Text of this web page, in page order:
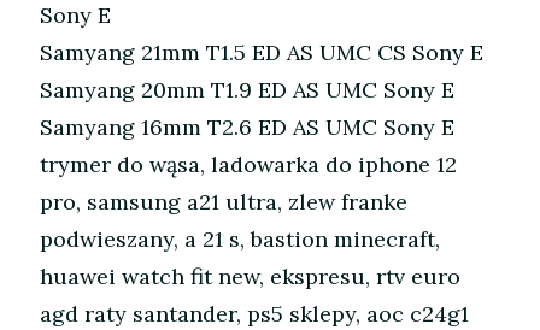
Sony E
Samyang 21mm T1.5 ED AS UMC CS Sony E
Samyang 20mm T1.9 ED AS UMC Sony E
Samyang 16mm T2.6 ED AS UMC Sony E
trymer do wąsa, ladowarka do iphone 12
pro, samsung a21 ultra, zlew franke
podwieszany, a 21 s, bastion minecraft,
huawei watch fit new, ekspresu, rtv euro
agd raty santander, ps5 sklepy, aoc c24g1